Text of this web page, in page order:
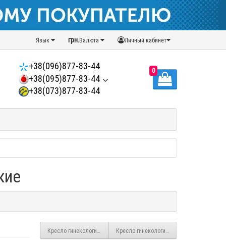
Личный кабинет
грн.Валюта
Язык
+38(096)877-83-44
+38(095)877-83-44
+38(073)877-83-44
0
Кресло гинекологическое КГ-2МКресло гинекологическое КГ-1М с